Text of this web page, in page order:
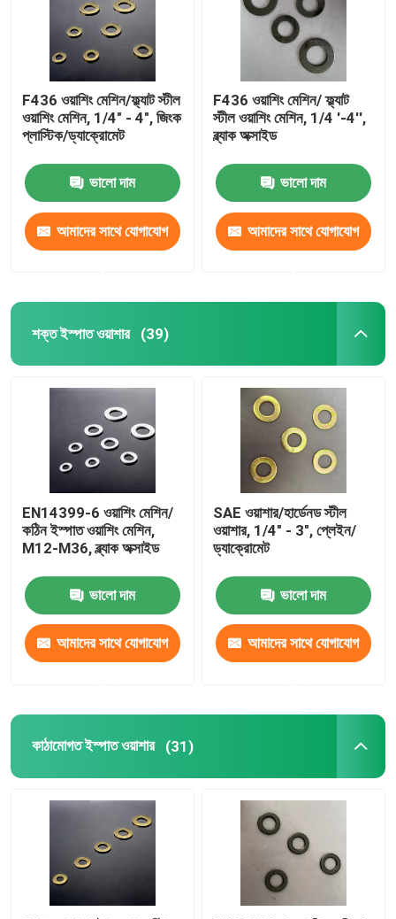
পণ্য
আমাদের সম্পর্কে
কারখানা ভ্রমণ
মান নিয়ন্ত্রণ
উদ্ধৃতির জন্য আবেদন
ফ্ল্যাট স্টীল ওয়াশার
ভারী ওয়াশিং মেশিন
সাধারণ ওয়াশিং মেশিন
F436 ওয়াশিং মেশিন/ফ্ল্যাট স্টীল
ওয়াশিং মেশিন, 1/4" - 4", জিংক
প্লাস্টিক/ড্যাক্রোমেট
ভালো দাম
আমাদের সাথে যোগাযোগ
F436 ওয়াশিং মেশিন/ ফ্ল্যাট
স্টীল ওয়াশিং মেশিন, 1/4 '-4'',
ব্ল্যাক অক্সাইড
ভালো দাম
আমাদের সাথে যোগাযোগ
শক্ত ইস্পাত ওয়াশার (39)
EN14399-6 ওয়াশিং মেশিন/
কঠিন ইস্পাত ওয়াশিং মেশিন,
M12-M36, ব্ল্যাক অক্সাইড
ভালো দাম
আমাদের সাথে যোগাযোগ
SAE ওয়াশার/হার্ডেনড স্টীল
ওয়াশার, 1/4" - 3", প্লেইন/
ড্যাক্রোমেট
ভালো দাম
আমাদের সাথে যোগাযোগ
কাঠামোগত ইস্পাত ওয়াশার (31)